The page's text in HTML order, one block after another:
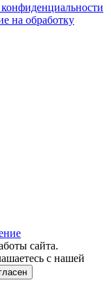
на обработку
сайта.
с нашей